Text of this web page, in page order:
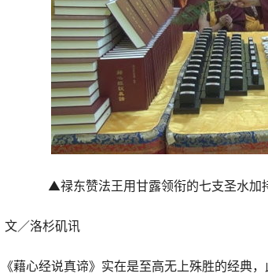
▲禄东赞法王用甘露领衔的七支圣水加
文／洛杉矶讯
《藉心经说真谛》实在是至高无上殊胜的经典